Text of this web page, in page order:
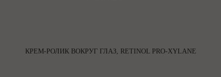
КРЕМ-РОЛИК ВОКРУГ ГЛАЗ, RETINOL PRO-XYLANE